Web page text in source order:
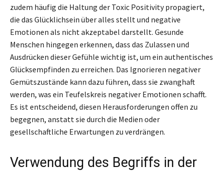
zudem häufig die Haltung der Toxic Positivity propagiert,
die das Glücklichsein über alles stellt und negative
Emotionen als nicht akzeptabel darstellt. Gesunde
Menschen hingegen erkennen, dass das Zulassen und
Ausdrücken dieser Gefühle wichtig ist, um ein authentisches
Glücksempfinden zu erreichen. Das Ignorieren negativer
Gemütszustände kann dazu führen, dass sie zwanghaft
werden, was ein Teufelskreis negativer Emotionen schafft.
Es ist entscheidend, diesen Herausforderungen offen zu
begegnen, anstatt sie durch die Medien oder
gesellschaftliche Erwartungen zu verdrängen.
Verwendung des Begriffs in der